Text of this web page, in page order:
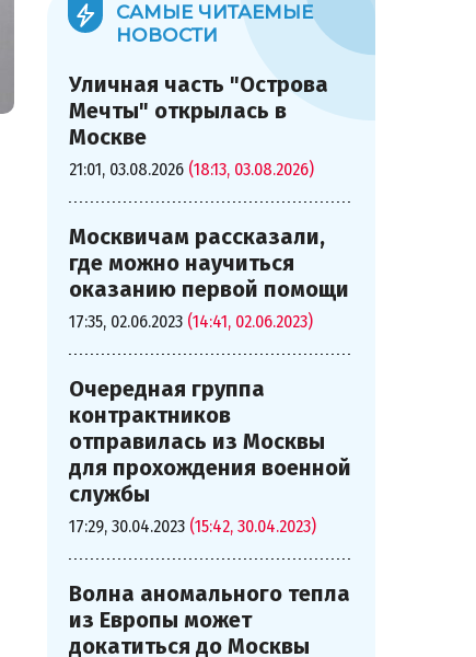
САМЫЕ ЧИТАЕМЫЕ
НОВОСТИ
Уличная часть "Острова
Мечты" открылась в
Москве
21:01, 03.08.2026 (18:13, 03.08.2026)
Москвичам рассказали,
где можно научиться
оказанию первой помощи
17:35, 02.06.2023 (14:41, 02.06.2023)
Очередная группа
контрактников
отправилась из Москвы
для прохождения военной
службы
17:29, 30.04.2023 (15:42, 30.04.2023)
Волна аномального тепла
из Европы может
докатиться до Москвы